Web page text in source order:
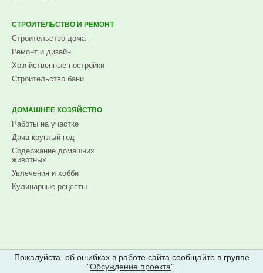
СТРОИТЕЛЬСТВО И РЕМОНТ
Строительство дома
Ремонт и дизайн
Хозяйственные постройки
Строительство бани
ДОМАШНЕЕ ХОЗЯЙСТВО
Работы на участке
Дача круглый год
Содержание домашних
животных
Увлечения и хобби
Кулинарные рецепты
Пожалуйста, об ошибках в работе сайта сообщайте в группе
"Обсуждение проекта".